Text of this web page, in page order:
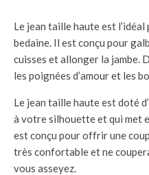
Le jean taille haute est
bedaine. Il est conçu pour
cuisses et allonger la jambe.
les poignées d’amour et les
Le jean taille haute est doté
à votre silhouette et qui met
est conçu pour offrir une
très confortable et ne
vous asseyez.